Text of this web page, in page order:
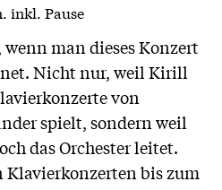
inkl. Pause
man dieses Konzert
Nicht nur, weil Kirill
von
spielt, sondern weil
das Orchester leitet.
Klavierkonzerten bis zum